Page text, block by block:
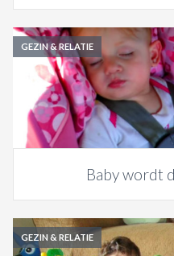
GEZIN & RELATIE
Baby wordt
GEZIN & RELATIE